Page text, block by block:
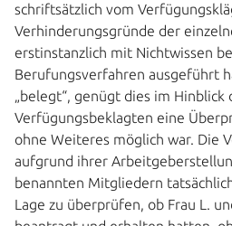
schriftsätzlich vom
Verhinderungsgründe der
erstinstanzlich mit Nichtwissen
Berufungsverfahren ausgeführt
„belegt“, genügt dies im Hinblick
Verfügungsbeklagten eine
ohne Weiteres möglich war. Die
aufgrund ihrer
benannten Mitgliedern
Lage zu überprüfen, ob Frau L.